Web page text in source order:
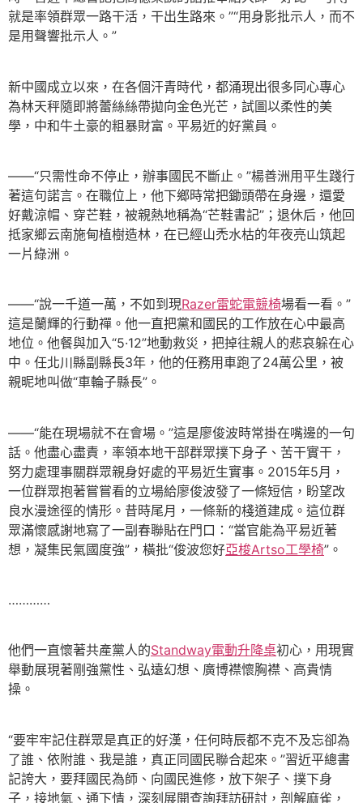
就是率領群眾一路干活，干出生路來。”“用身影批示人，而不
是用聲響批示人。”
新中國成立以來，在各個汗青時代，都涌現出很多同心專心
為林天秤隨即將蕾絲絲帶拋向金色光芒，試圖以柔性的美
學，中和牛土豪的粗暴財富。平易近的好黨員。
——“只需性命不停止，辦事國民不斷止。”楊善洲用平生踐行
著這句諾言。在職位上，他下鄉時常把鋤頭帶在身邊，還愛
好戴涼帽、穿芒鞋，被親熱地稱為“芒鞋書記”；退休后，他回
抵家鄉云南施甸植樹造林，在已經山禿水枯的年夜亮山筑起
一片綠洲。
——“說一千道一萬，不如到現Razer雷蛇電競椅場看一看。”
這是蘭輝的行動禪。他一直把黨和國民的工作放在心中最高
地位。他餐與加入“5·12”地動救災，把掉往親人的悲哀躲在心
中。任北川縣副縣長3年，他的任務用車跑了24萬公里，被
親昵地叫做“車輪子縣長”。
——“能在現場就不在會場。”這是廖俊波時常掛在嘴邊的一句
話。他盡心盡責，率領本地干部群眾撲下身子、苦干實干，
努力處理事關群眾親身好處的平易近生實事。2015年5月，
一位群眾抱著嘗嘗看的立場給廖俊波發了一條短信，盼望改
良水漫途徑的情形。昔時尾月，一條新的棧道建成。這位群
眾滿懷感謝地寫了一副春聯貼在門口：“當官能為平易近著
想，凝集民氣國度強”，橫批“俊波您好亞梭Artso工學椅”。
…………
他們一直懷著共產黨人的Standway電動升降桌初心，用現實
舉動展現著剛強黨性、弘遠幻想、廣博襟懷胸襟、高貴情
操。
“要牢牢記住群眾是真正的好漢，任何時辰都不克不及忘卻為
了誰、依附誰、我是誰，真正同國民聯合起來。”習近平總書
記誇大，要拜國民為師、向國民進修，放下架子、撲下身
子，接地氣、通下情，深刻展開查詢拜訪研討，剖解麻雀，